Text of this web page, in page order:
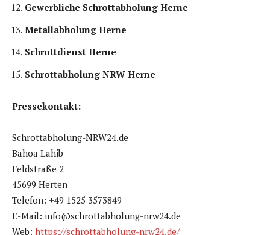
Gewerbliche Schrottabholung Herne
Metallabholung Herne
Schrottdienst Herne
Schrottabholung NRW Herne
Pressekontakt:
Schrottabholung-NRW24.de
Bahoa Lahib
Feldstraße 2
45699 Herten
Telefon: +49 1525 3573849
E-Mail: info@schrottabholung-nrw24.de
Web: https://schrottabholung-nrw24.de/